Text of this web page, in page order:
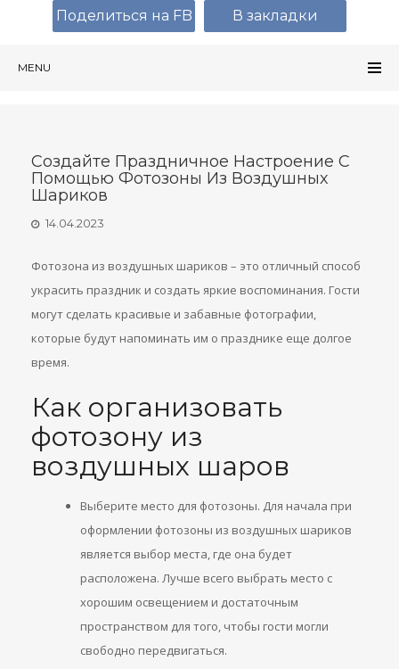
MENU
Создайте Праздничное Настроение С
Помощью Фотозоны Из Воздушных
Шариков
14.04.2023
Фотозона из воздушных шариков – это отличный способ
украсить праздник и создать яркие воспоминания. Гости
могут сделать красивые и забавные фотографии,
которые будут напоминать им о празднике еще долгое
время.
Как организовать
фотозону из
воздушных шаров
Выберите место для фотозоны. Для начала при
оформлении фотозоны из воздушных шариков
является выбор места, где она будет
расположена. Лучше всего выбрать место с
хорошим освещением и достаточным
пространством для того, чтобы гости могли
свободно передвигаться.
Поделиться на FB В закладки